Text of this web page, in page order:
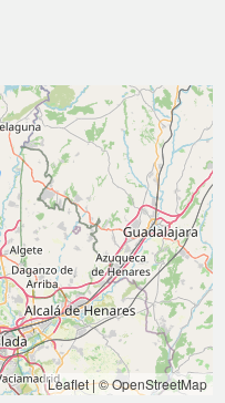
Leaflet|© OpenStreetMap